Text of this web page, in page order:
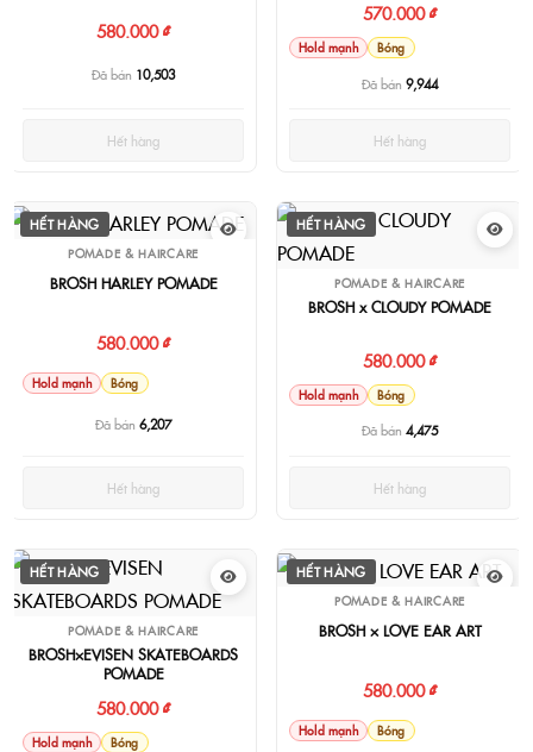
580.000 ₫
Đã bán 10,503
Hết hàng
570.000 ₫
Hold mạnh Bóng
Đã bán 9,944
Hết hàng
HẾT HÀNG
POMADE & HAIRCARE
BROSH HARLEY POMADE
580.000 ₫
Hold mạnh Bóng
Đã bán 6,207
Hết hàng
HẾT HÀNG
POMADE & HAIRCARE
BROSH x CLOUDY POMADE
580.000 ₫
Hold mạnh Bóng
Đã bán 4,475
Hết hàng
HẾT HÀNG
POMADE & HAIRCARE
BROSH×EVISEN SKATEBOARDS
POMADE
580.000 ₫
Hold mạnh Bóng
HẾT HÀNG
POMADE & HAIRCARE
BROSH × LOVE EAR ART
580.000 ₫
Hold mạnh Bóng